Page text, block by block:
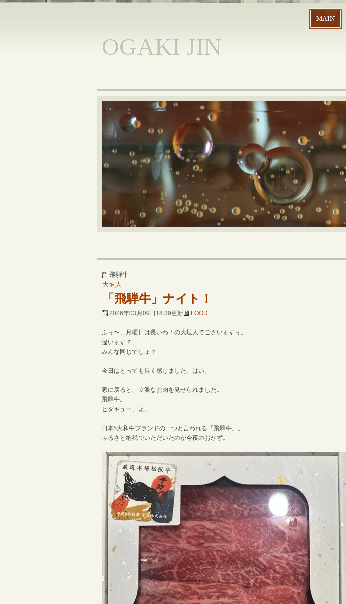
MAIN
OGAKI JIN
飛騨牛
大垣人
「飛騨牛」ナイト！
2026年03月09日18:39更新 FOOD
ふぅ〜、月曜日は長いわ！の大垣人でございますぅ。
違います？
みんな同じでしょ？
今日はとっても長く感じました、はい。
家に戻ると、立派なお肉を見せられました。
飛騨牛。
ヒダギュー、よ。
日本5大和牛ブランドの一つと言われる「飛騨牛」。
ふるさと納税でいただいたのが今夜のおかず。